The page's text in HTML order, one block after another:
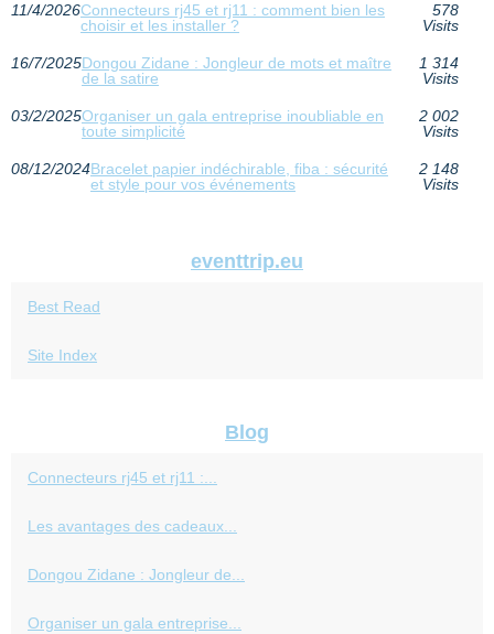
11/4/2026Connecteurs rj45 et rj11 : comment bien les
choisir et les installer ?
578
Visits
16/7/2025Dongou Zidane : Jongleur de mots et maître
de la satire
1 314
Visits
03/2/2025Organiser un gala entreprise inoubliable en
toute simplicité
2 002
Visits
08/12/2024Bracelet papier indéchirable, fiba : sécurité
et style pour vos événements
2 148
Visits
eventtrip.eu
Best Read
Site Index
Blog
Connecteurs rj45 et rj11 :...
Les avantages des cadeaux...
Dongou Zidane : Jongleur de...
Organiser un gala entreprise...